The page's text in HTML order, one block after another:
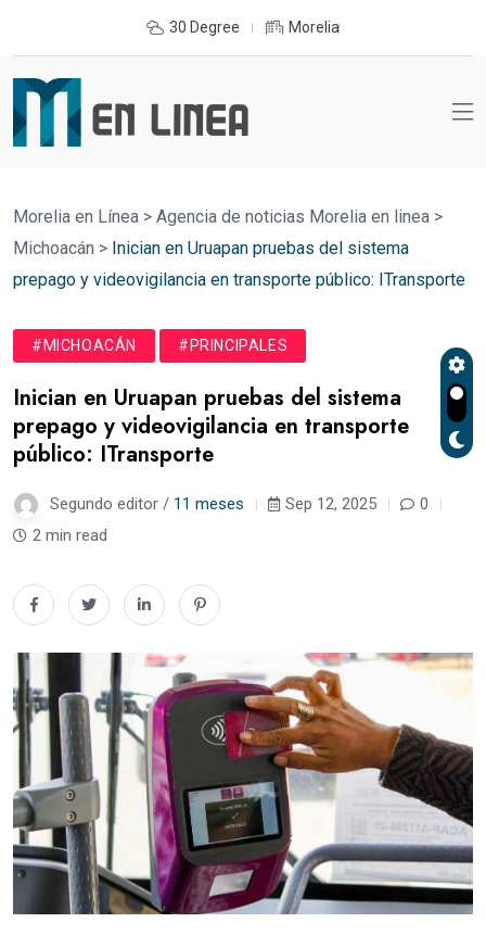
30 Degree Morelia
Morelia en Línea > Agencia de noticias Morelia en linea >
Michoacán > Inician en Uruapan pruebas del sistema
prepago y videovigilancia en transporte público: ITransporte
#MICHOACÁN #PRINCIPALES
Inician en Uruapan pruebas del sistema
prepago y videovigilancia en transporte
público: ITransporte
Segundo editor / 11 meses Sep 12, 2025
0
2 min read